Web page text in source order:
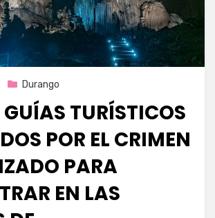
Durango
GUÍAS TURÍSTICOS
POR EL CRIMEN
PARA
EN LAS